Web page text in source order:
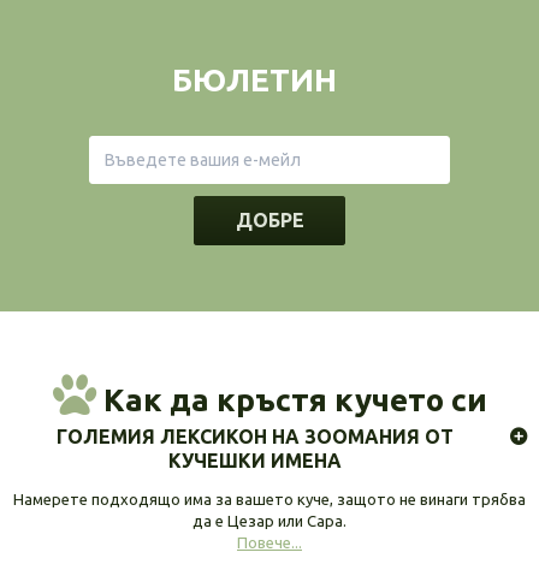
БЮЛЕТИН
ДОБРЕ
Как да кръстя кучето си
ГОЛЕМИЯ ЛЕКСИКОН НА ЗООМАНИЯ ОТ
КУЧЕШКИ ИМЕНА
Намерете подходящо има за вашето куче, защото не винаги трябва
да е Цезар или Сара.
Повече...